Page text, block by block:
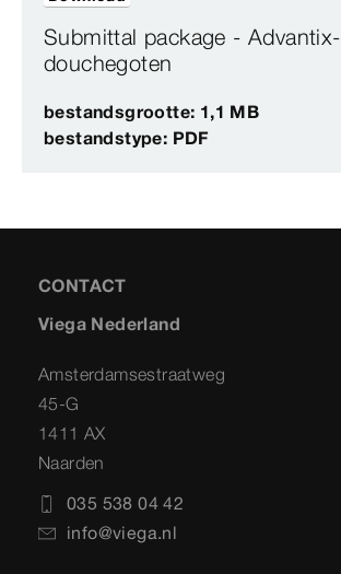
Submittal package - Advantix-
douchegoten
bestandsgrootte: 1,1 MB
bestandstype: PDF
CONTACT
Viega Nederland
Amsterdamsestraatweg
45-G
1411 AX
Naarden
035 538 04 42
info@viega.nl